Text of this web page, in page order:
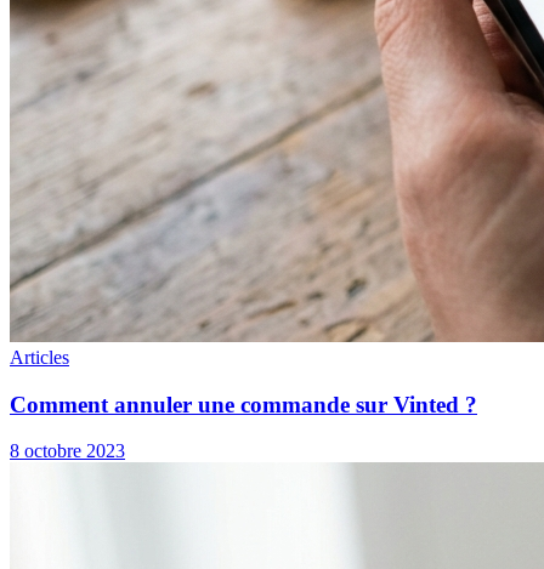
Articles
Comment annuler une commande sur Vinted ?
8 octobre 2023